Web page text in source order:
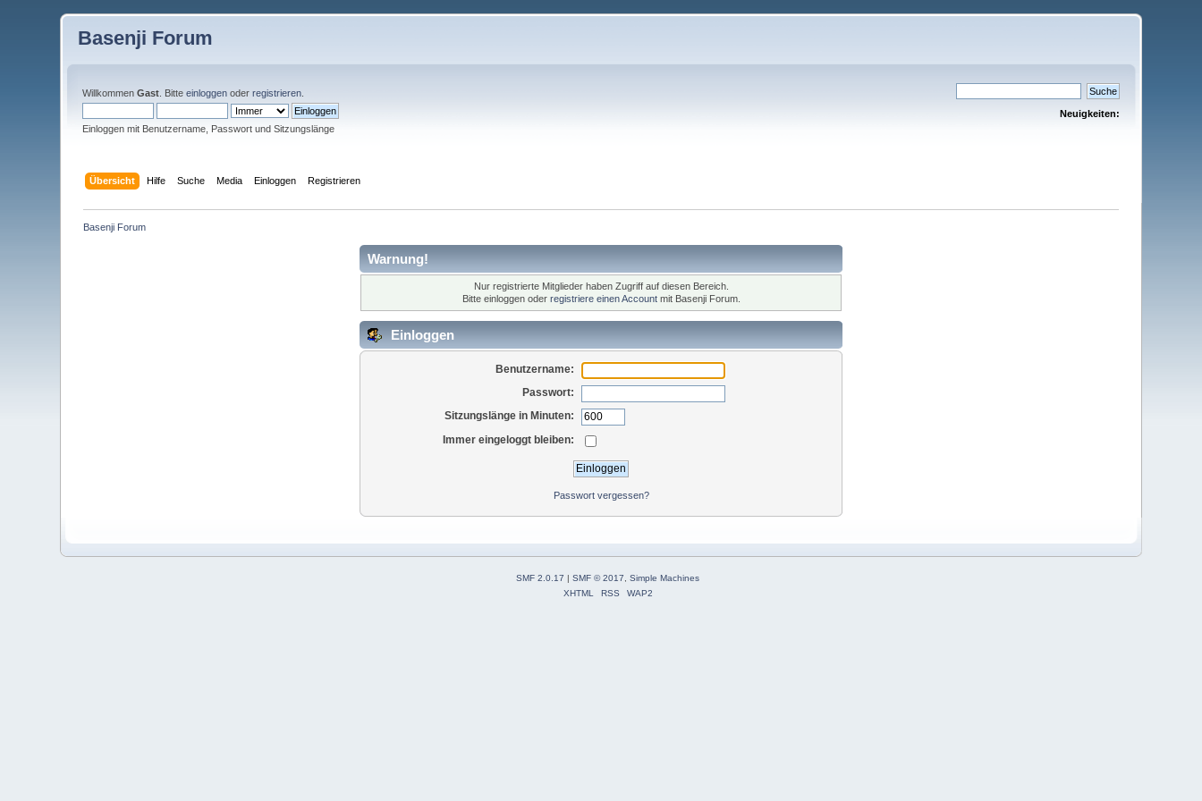
Basenji Forum
WillkommenGast . Bitteeinloggen oderregistrieren
Einloggen mit Benutzername, Passwort und Sitzungslänge
Neuigkeiten:
Übersicht Hilfe Suche Media Einloggen Registrieren
Basenji Forum
Warnung!
Nur registrierte Mitglieder haben Zugriff auf diesen Bereich.
Bitte einloggen oder registriere einen Accountmit Basenji Forum.
Einloggen
Benutzername:
Passwort:
Sitzungslänge in Minuten:
Immer eingeloggt bleiben:
Passwort vergessen?
SMF 2.0.17 | SMF © 2017
Simple Machines
XHTML
RSS WAP2